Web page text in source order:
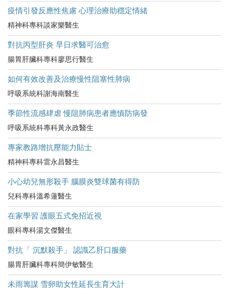
疫情引發反應性焦慮 心理治療助穩定情緒
精神科專科談家樂醫生
對抗丙型肝炎 早日求醫可治愈
腸胃肝臟科專科廖思行醫生
如何有效改善及治療慢性阻塞性肺病
呼吸系統科謝海南醫生
季節性流感肆虐 慢阻肺病患者應慎防病發
呼吸系統科專科黃永政醫生
專家教路增抗壓能力貼士
精神科專科雷永昌醫生
小心幼兒無形殺手 腦膜炎雙球菌有得防
兒科專科溫希蓮醫生
在家學習 護眼五式免招近視
眼科專科湯文傑醫生
對抗「 沉默殺手」 認識乙肝口服藥
腸胃肝臟科專科簡伊敏醫生
未雨籌謀 雪卵助女性延長生育大計